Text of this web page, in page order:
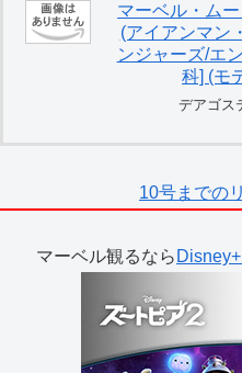
マーベル・ム
(アイアンマン
ンジャーズ/エ
科] (モ
デアゴス
10号までの
マーベル観るなら